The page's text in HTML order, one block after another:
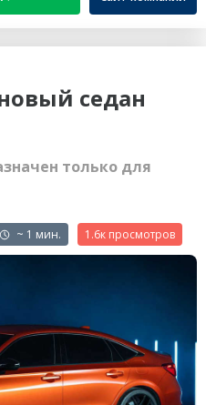
седан
только для
~ 1 мин. 1.6к